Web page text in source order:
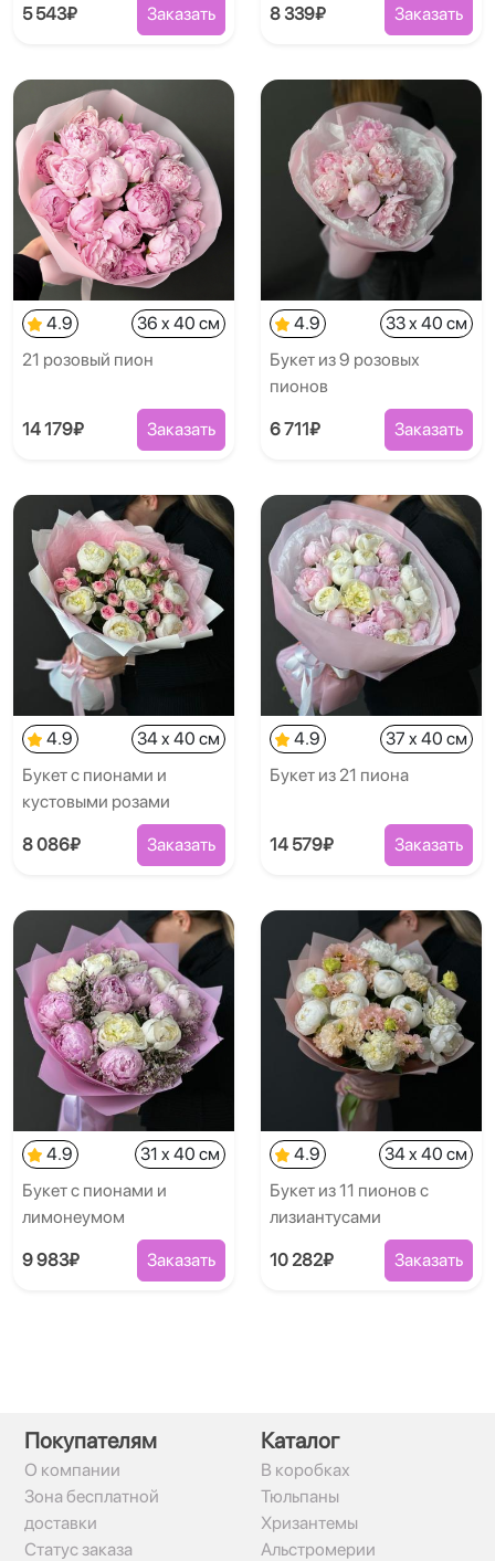
5 543₽ Заказать 8 339₽ Заказать
4.9
36 x 40 см
21 розовый пион
14 179₽ Заказать
4.9
33 x 40 см
Букет из 9 розовых
пионов
6 711₽ Заказать
4.9
34 x 40 см
Букет с пионами и
кустовыми розами
8 086₽ Заказать
4.9
37 x 40 см
Букет из 21 пиона
14 579₽ Заказать
4.9
31 x 40 см
Букет с пионами и
лимонеумом
9 983₽ Заказать
4.9
34 x 40 см
Букет из 11 пионов с
лизиантусами
10 282₽ Заказать
Покупателям
О компании
Зона бесплатной
доставки
Статус заказа
Каталог
В коробках
Тюльпаны
Хризантемы
Альстромерии